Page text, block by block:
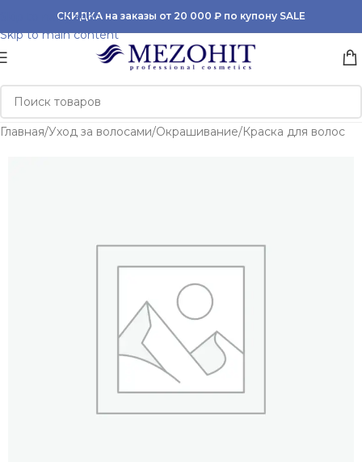
Skip to navigation
Skip to main content
СКИДКА на заказы от 20 000 ₽ по купону SALE
Главная/Уход за волосами/Окрашивание/Краска для волос